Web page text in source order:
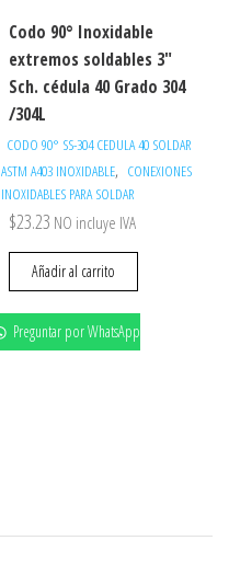
Codo 90° Inoxidable
extremos soldables 3″
Sch. cédula 40 Grado 304
/304L
CODO 90° SS-304 CEDULA 40 SOLDAR
ASTM A403 INOXIDABLE, CONEXIONES
INOXIDABLES PARA SOLDAR
$23.23 NO incluye IVA
Añadir al carrito
Preguntar por WhatsApp